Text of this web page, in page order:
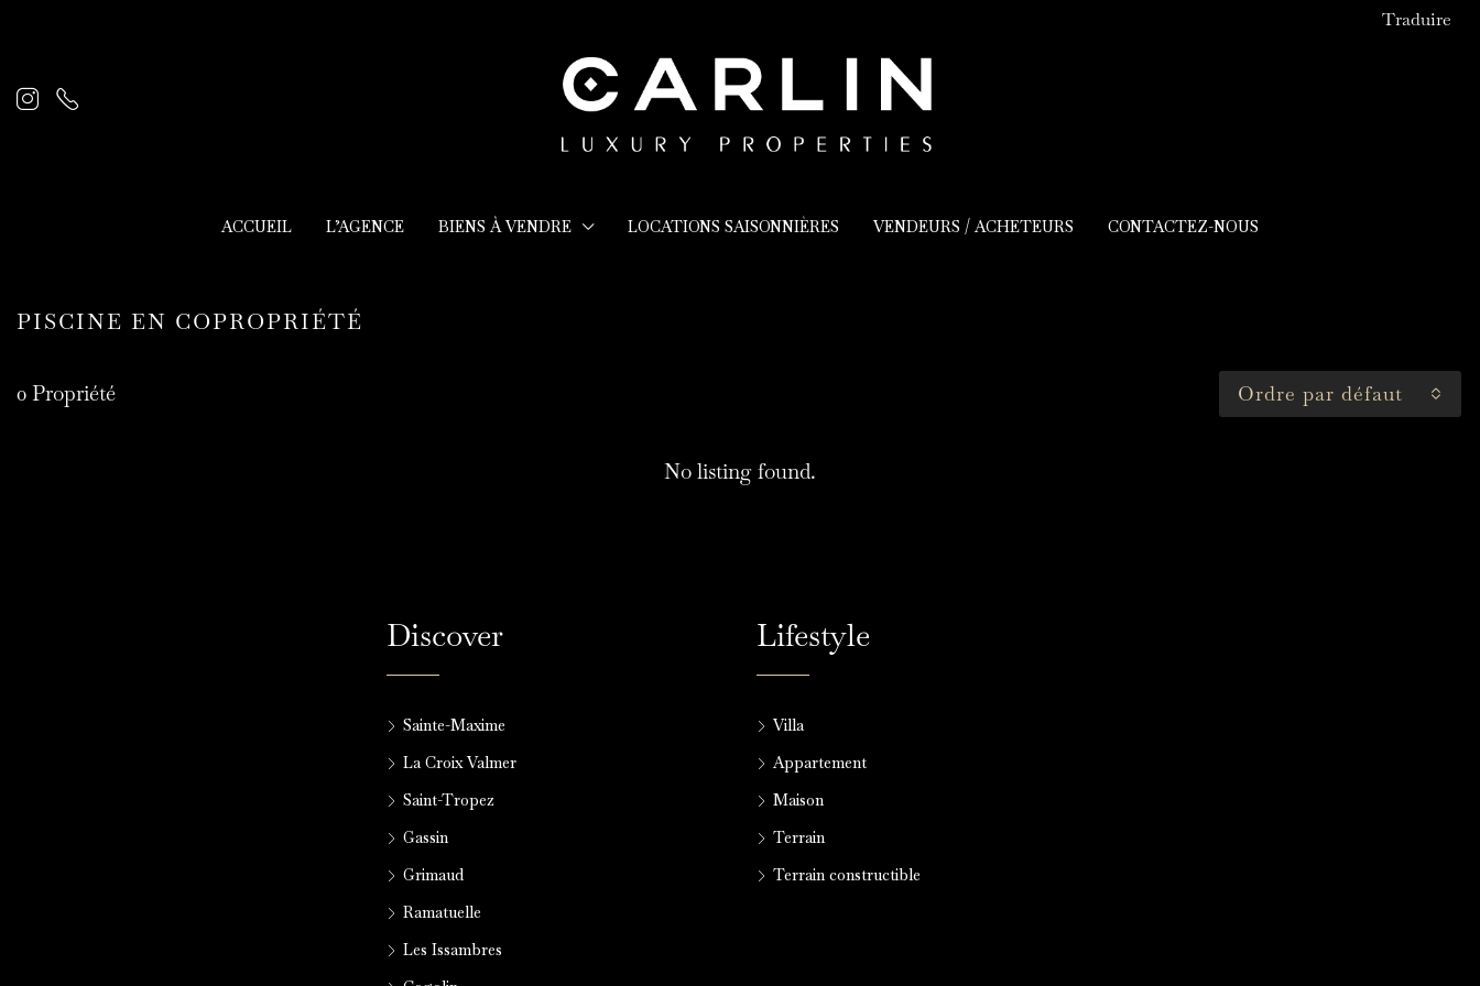
ACCUEIL L’AGENCE BIENS À VENDRE LOCATIONS SAISONNIÈRES VENDEURS / ACHETEURS CONTACTEZ-NOUS
PISCINE EN COPROPRIÉTÉ
0 Propriété Ordre par défaut
No listing found.
Discover
Sainte-Maxime
La Croix Valmer
Saint-Tropez
Gassin
Grimaud
Ramatuelle
Les Issambres
Lifestyle
Villa
Appartement
Maison
Terrain
Terrain constructible
Traduire